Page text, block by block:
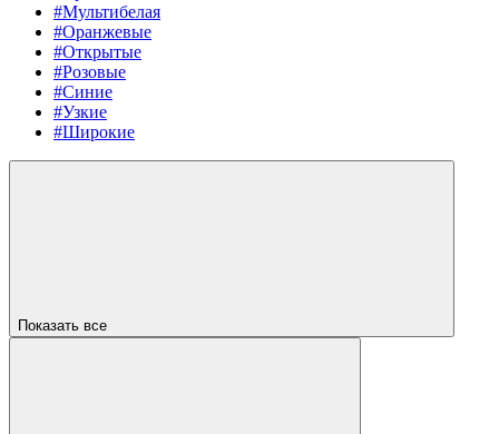
#Мультибелая
#Оранжевые
#Открытые
#Розовые
#Синие
#Узкие
#Широкие
Показать все